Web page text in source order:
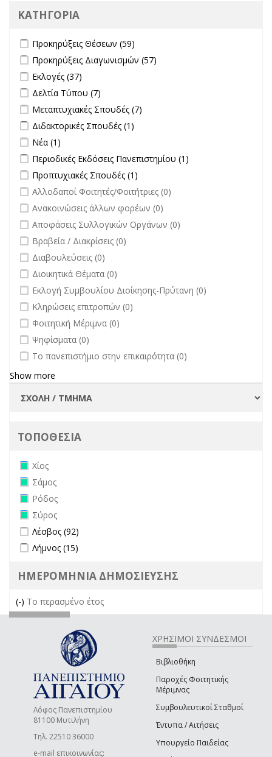
ΚΑΤΗΓΟΡΙΑ
Apply Προκηρύξεις Θέσεων filter
Προκηρύξεις Θέσεων (59)
Apply Προκηρύξεις Διαγωνισμών filter
Προκηρύξεις Διαγωνισμών (57)
Apply Εκλογές filter
Εκλογές (37)
Apply Δελτία Τύπου filter
Δελτία Τύπου (7)
Apply Μεταπτυχιακές Σπουδές filter
Μεταπτυχιακές Σπουδές (7)
Apply Διδακτορικές Σπουδές filter
Διδακτορικές Σπουδές (1)
Apply Νέα filter
Νέα (1)
Apply Περιοδικές Εκδόσεις Πανεπιστημίου filter
Περιοδικές Εκδόσεις Πανεπιστημίου (1)
Apply Προπτυχιακές Σπουδές filter
Προπτυχιακές Σπουδές (1)
undefined
Αλλοδαποί Φοιτητές/Φοιτήτριες (0)
undefined
Ανακοινώσεις άλλων φορέων (0)
undefined
Αποφάσεις Συλλογικών Οργάνων (0)
undefined
Βραβεία / Διακρίσεις (0)
undefined
Διαβουλεύσεις (0)
undefined
Διοικητικά Θέματα (0)
undefined
Εκλογή Συμβουλίου Διοίκησης-Πρύτανη (0)
undefined
Κληρώσεις επιτροπών (0)
undefined
Φοιτητική Μέριμνα (0)
undefined
Ψηφίσματα (0)
undefined
Το πανεπιστήμιο στην επικαιρότητα (0)
Show more
ΤΟΠΟΘΕΣΙΑ
Remove Χίος filter
Χίος
Remove Σάμος filter
Σάμος
Remove Ρόδος filter
Ρόδος
Remove Σύρος filter
Σύρος
Apply Λέσβος filter
Λέσβος (92)
Apply Λήμνος filter
Λήμνος (15)
ΗΜΕΡΟΜΗΝΙΑ ΔΗΜΟΣΙΕΥΣΗΣ
(-) Remove Το περασμένο έτος filter
Το περασμένο έτος
Λόφος Πανεπιστημίου
81100 Μυτιλήνη
Τηλ. 22510 36000
e-mail επικοινωνίας:
ΧΡΗΣΙΜΟΙ ΣΥΝΔΕΣΜΟΙ
Βιβλιοθήκη
Παροχές Φοιτητικής
Μέριμνας
Συμβουλευτικοί Σταθμοί
Έντυπα / Αιτήσεις
Υπουργείο Παιδείας